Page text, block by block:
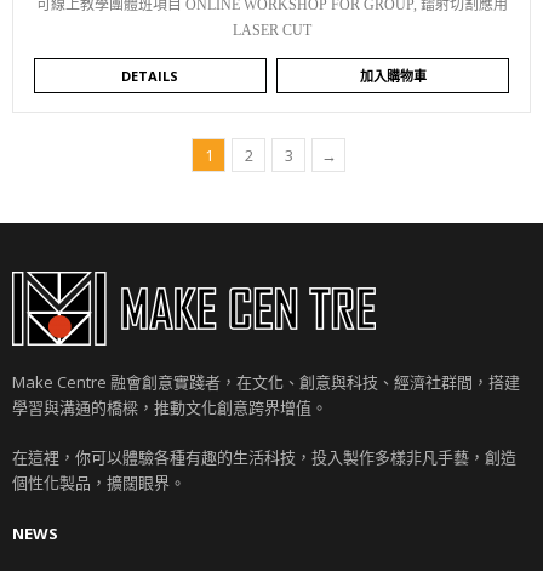
可線上教學團體班項目 ONLINE WORKSHOP FOR GROUP, 鐳射切割應用
LASER CUT
DETAILS 加入購物車
1 2 3 →
Make Centre 融會創意實踐者，在文化、創意與科技、經濟社群間，搭建
學習與溝通的橋樑，推動文化創意跨界增值。
在這裡，你可以體驗各種有趣的生活科技，投入製作多樣非凡手藝，創造
個性化製品，擴闊眼界。
NEWS